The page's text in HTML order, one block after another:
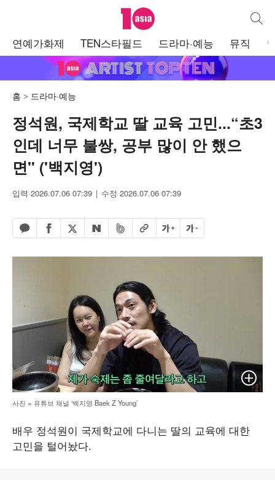
텐아시아 통합
연예가화제 TEN스타필드 드라마·예능 뮤직
홈 드라마·예능
정석원, 국제학교 딸 교육 고민...“초3
인데 너무 불쌍, 공부 많이 안 했으
면" ('백지영')
입력 2026.07.06 07:39 수정 2026.07.06 07:39
카카오톡 공유하기
페이스북 공유하기
엑스 공유하기
네이버 공유하기
밴드 공유하기
URL복사글자 크게글자 작게
이미지
사진 = 유튜브 채널 ‘백지영 Baek Z Young’
배우 정석원이 국제학교에 다니는 딸의 교육에 대한
고민을 털어놨다.